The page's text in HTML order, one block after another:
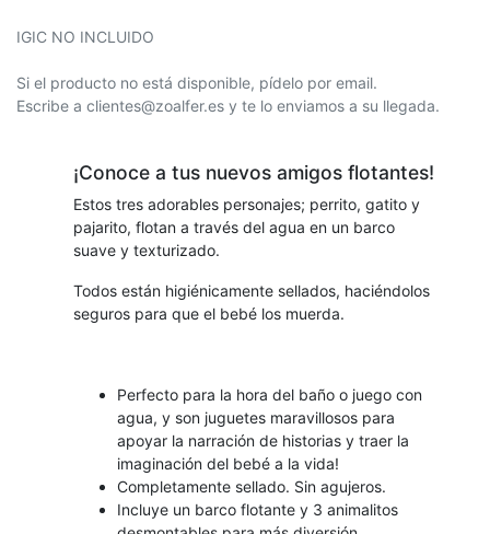
IGIC NO INCLUIDO
Si el producto no está disponible, pídelo por email.
Escribe a clientes@zoalfer.es y te lo enviamos a su llegada.
¡Conoce a tus nuevos amigos flotantes!
Estos tres adorables personajes; perrito, gatito y
pajarito, flotan a través del agua en un barco
suave y texturizado.
Todos están higiénicamente sellados, haciéndolos
seguros para que el bebé los muerda.
Perfecto para la hora del baño o juego con
agua, y son juguetes maravillosos para
apoyar la narración de historias y traer la
imaginación del bebé a la vida!
Completamente sellado. Sin agujeros.
Incluye un barco flotante y 3 animalitos